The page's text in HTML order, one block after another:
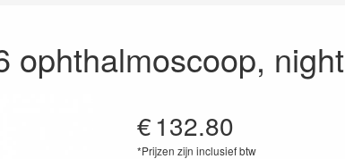
ophthalmoscoop, night
€132.80
*Prijzen zijn inclusief btw